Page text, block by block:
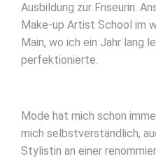
Ausbildung zur Friseurin.
Make-up Artist School im
Main, wo ich ein Jahr lang
perfektionierte.
Mode hat mich schon
mich selbstverständlich,
Stylistin an einer